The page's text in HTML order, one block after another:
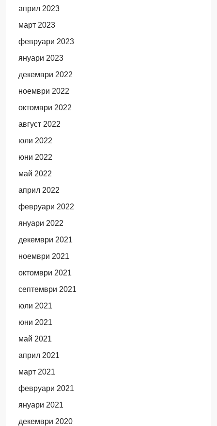
април 2023
март 2023
февруари 2023
януари 2023
декември 2022
ноември 2022
октомври 2022
август 2022
юли 2022
юни 2022
май 2022
април 2022
февруари 2022
януари 2022
декември 2021
ноември 2021
октомври 2021
септември 2021
юли 2021
юни 2021
май 2021
април 2021
март 2021
февруари 2021
януари 2021
декември 2020